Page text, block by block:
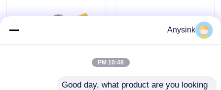
طلب اقتباس
صمامات نحاسية
Anysink
10:48 PM
Good day, what product are you looking